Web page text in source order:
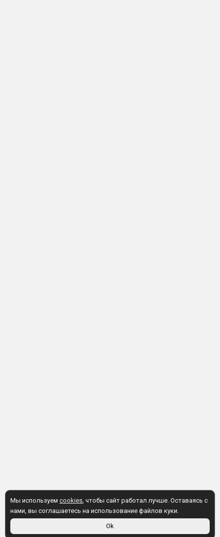
Мы используем cookies, чтобы сайт работал лучше. Оставаясь с
нами, вы соглашаетесь на использование файлов куки.
Ok